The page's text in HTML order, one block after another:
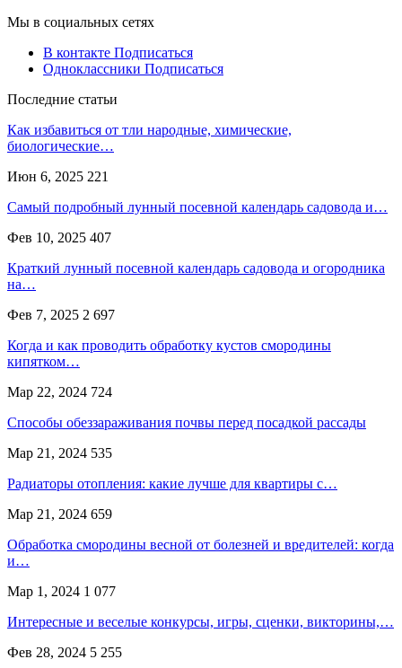
Мы в социальных сетях
В контакте Подписаться
Одноклассники Подписаться
Последние статьи
Как избавиться от тли народные, химические,
биологические…
Июн 6, 2025 221
Самый подробный лунный посевной календарь садовода и…
Фев 10, 2025 407
Краткий лунный посевной календарь садовода и огородника
на…
Фев 7, 2025 2 697
Когда и как проводить обработку кустов смородины
кипятком…
Мар 22, 2024 724
Способы обеззараживания почвы перед посадкой рассады
Мар 21, 2024 535
Радиаторы отопления: какие лучше для квартиры с…
Мар 21, 2024 659
Обработка смородины весной от болезней и вредителей: когда
и…
Мар 1, 2024 1 077
Интересные и веселые конкурсы, игры, сценки, викторины,…
Фев 28, 2024 5 255